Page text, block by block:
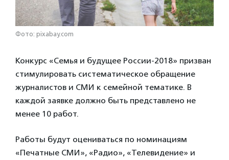
Фото: pixabay.com
Конкурс «Семья и будущее России-2018» призван
стимулировать систематическое обращение
журналистов и СМИ к семейной тематике. В
каждой заявке должно быть представлено не
менее 10 работ.
Работы будут оцениваться по номинациям
«Печатные СМИ», «Радио», «Телевидение» и